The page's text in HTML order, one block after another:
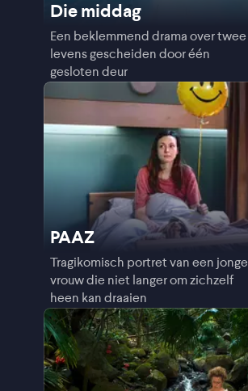
Die middag
Een beklemmend drama over twee
levens gescheiden door één
gesloten deur
PAAZ
Tragikomisch portret van een jonge
vrouw die niet langer om zichzelf
heen kan draaien